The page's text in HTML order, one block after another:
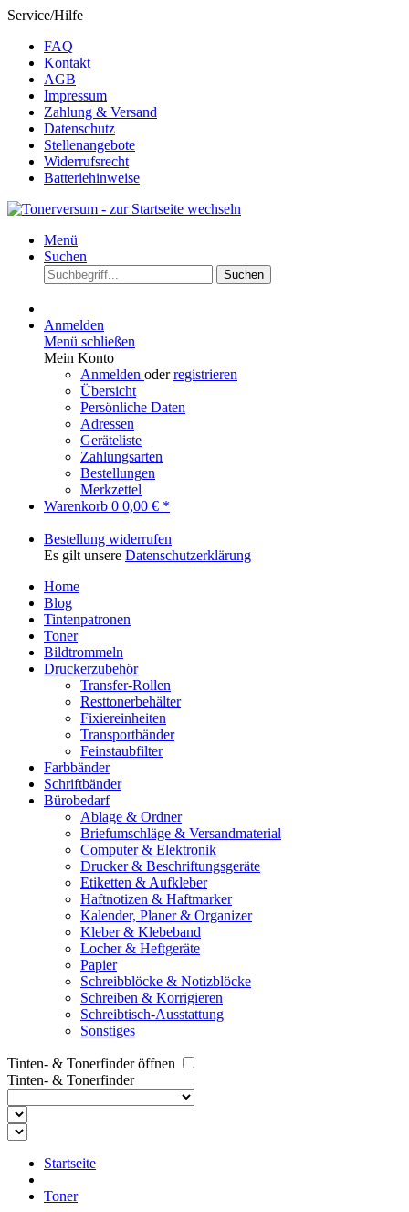
Service/Hilfe
FAQ
Kontakt
AGB
Impressum
Zahlung & Versand
Datenschutz
Stellenangebote
Widerrufsrecht
Batteriehinweise
Menü
Suchen
Suchen
Anmelden
Menü schließen
Mein Konto
Anmelden oderregistrieren
Übersicht
Persönliche Daten
Adressen
Geräteliste
Zahlungsarten
Bestellungen
Merkzettel
Warenkorb 0 0,00 € *
Bestellung widerrufen
Es gilt unsere Datenschutzerklärung
Home
Blog
Tintenpatronen
Toner
Bildtrommeln
Druckerzubehör
Transfer-Rollen
Resttonerbehälter
Fixiereinheiten
Transportbänder
Feinstaubfilter
Farbbänder
Schriftbänder
Bürobedarf
Ablage & Ordner
Briefumschläge & Versandmaterial
Computer & Elektronik
Drucker & Beschriftungsgeräte
Etiketten & Aufkleber
Haftnotizen & Haftmarker
Kalender, Planer & Organizer
Kleber & Klebeband
Locher & Heftgeräte
Papier
Schreibblöcke & Notizblöcke
Schreiben & Korrigieren
Schreibtisch-Ausstattung
Sonstiges
Tinten- & Tonerfinder öffnen
Tinten- & Tonerfinder
Startseite
Toner